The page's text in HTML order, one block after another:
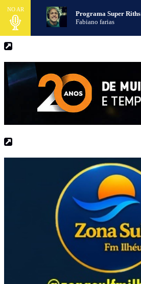
NO AR
Programa Super Riths
Fabiano farias